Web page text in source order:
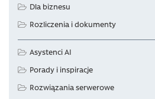
Dla biznesu
Rozliczenia i dokumenty
Asystenci AI
Porady i inspiracje
Rozwiązania serwerowe